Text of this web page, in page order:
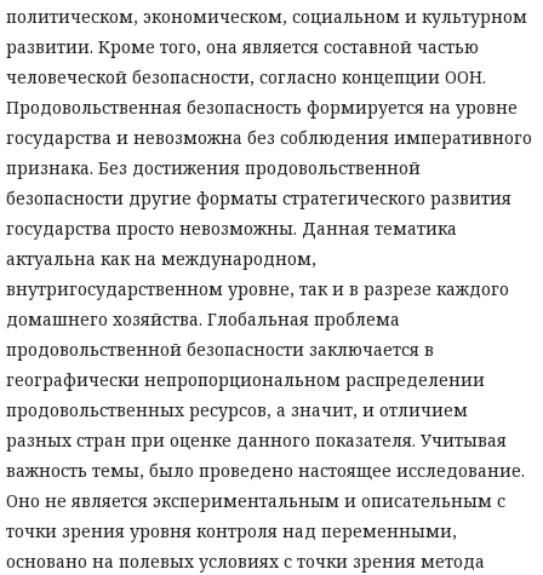
политическом, экономическом, социальном и культурном
развитии. Кроме того, она является составной частью
человеческой безопасности, согласно концепции ООН.
Продовольственная безопасность формируется на уровне
государства и невозможна без соблюдения императивного
признака. Без достижения продовольственной
безопасности другие форматы стратегического развития
государства просто невозможны. Данная тематика
актуальна как на международном,
внутригосударственном уровне, так и в разрезе каждого
домашнего хозяйства. Глобальная проблема
продовольственной безопасности заключается в
географически непропорциональном распределении
продовольственных ресурсов, а значит, и отличием
разных стран при оценке данного показателя. Учитывая
важность темы, было проведено настоящее исследование.
Оно не является экспериментальным и описательным с
точки зрения уровня контроля над переменными,
основано на полевых условиях с точки зрения метода